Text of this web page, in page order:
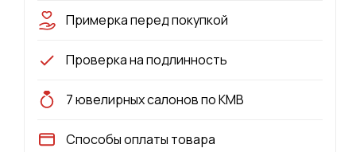
Примерка перед покупкой
Проверка на подлинность
7 ювелирных салонов по КМВ
Способы оплаты товара